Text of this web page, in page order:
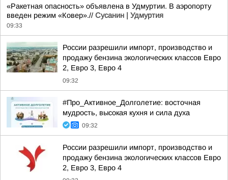
«Ракетная опасность» объявлена в Удмуртии. В аэропорту
введен режим «Ковер».// Сусанин | Удмуртия
09:33
России разрешили импорт, производство и
продажу бензина экологических классов Евро
2, Евро 3, Евро 4
09:32
#Про_Активное_Долголетие: восточная
мудрость, высокая кухня и сила духа
09:32
России разрешили импорт, производство и
продажу бензина экологических классов Евро
2, Евро 3, Евро 4